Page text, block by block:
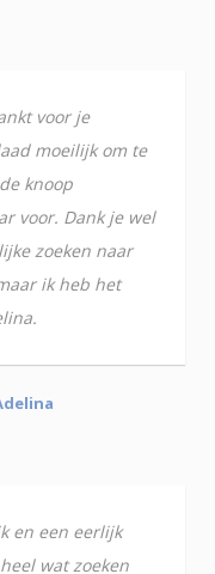
voor je
moeilijk om te
knoop
voor. Dank je wel
zoeken naar
ik heb het
en een eerlijk
wat zoeken